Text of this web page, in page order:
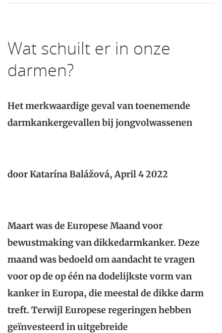
Wat schuilt er in onze
darmen?
Het merkwaardige geval van toenemende
darmkankergevallen bij jongvolwassenen
door Katarína Balážová, April 4 2022
Maart was de Europese Maand voor
bewustmaking van dikkedarmkanker. Deze
maand was bedoeld om aandacht te vragen
voor op de op één na dodelijkste vorm van
kanker in Europa, die meestal de dikke darm
treft. Terwijl Europese regeringen hebben
geïnvesteerd in uitgebreide